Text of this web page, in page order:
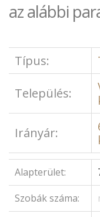
az alábbi
Típus:
Település:
Irányár:
Alapterület:
Szobák száma: